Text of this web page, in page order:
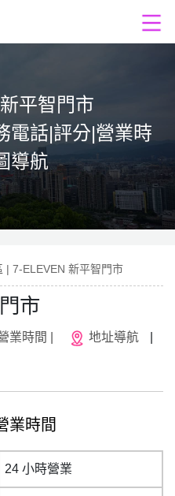
平智門市
電話|評分|營業時
導航
| 7-ELEVEN 新平智門市
市
業時間 | 地址導航
業時間
24 小時營業